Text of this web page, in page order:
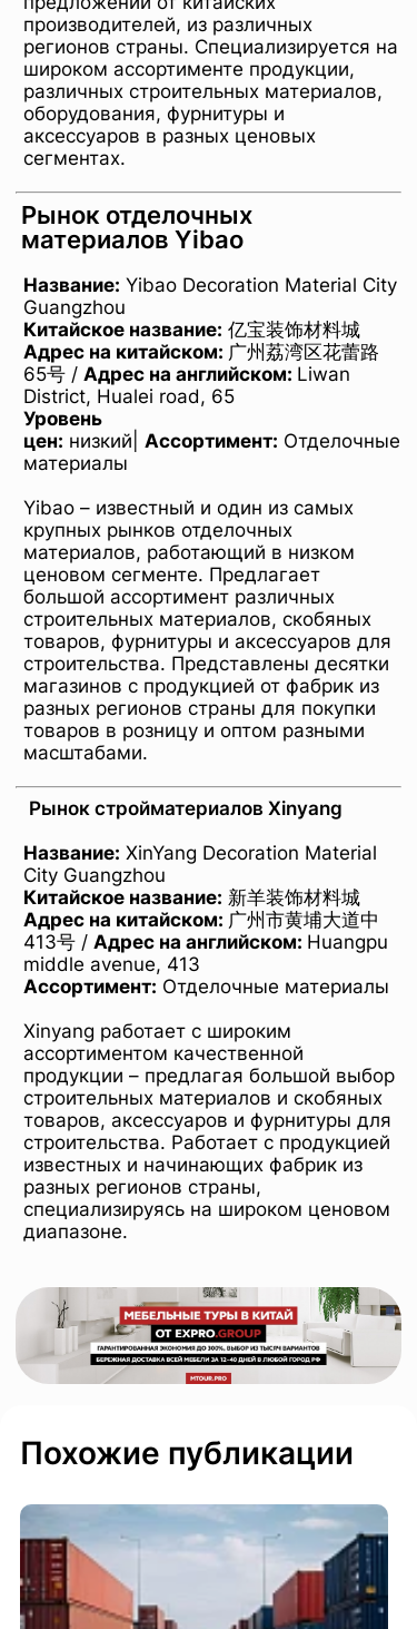
производителей, из различных
регионов страны. Специализируется на
широком ассортименте продукции,
различных строительных материалов,
оборудования, фурнитуры и
аксессуаров в разных ценовых
сегментах.
Рынок отделочных
материалов Yibao
Название: Yibao Decoration Material City
Guangzhou
Китайское название: 亿宝装饰材料城
Адрес на китайском: 广州荔湾区花蕾路
65号 / Адрес на английском: Liwan
District, Hualei road, 65
Уровень
цен: низкий| Ассортимент: Отделочные
материалы
Yibao – известный и один из самых
крупных рынков отделочных
материалов, работающий в низком
ценовом сегменте. Предлагает
большой ассортимент различных
строительных материалов, скобяных
товаров, фурнитуры и аксессуаров для
строительства. Представлены десятки
магазинов с продукцией от фабрик из
разных регионов страны для покупки
товаров в розницу и оптом разными
масштабами.
Рынок стройматериалов Xinyang
Название: XinYang Decoration Material
City Guangzhou
Китайское название: 新羊装饰材料城
Адрес на китайском: 广州市黄埔大道中
413号 / Адрес на английском: Huangpu
middle avenue, 413
Ассортимент: Отделочные материалы
Xinyang работает с широким
ассортиментом качественной
продукции – предлагая большой выбор
строительных материалов и скобяных
товаров, аксессуаров и фурнитуры для
строительства. Работает с продукцией
известных и начинающих фабрик из
разных регионов страны,
специализируясь на широком ценовом
диапазоне.
Похожие публикации